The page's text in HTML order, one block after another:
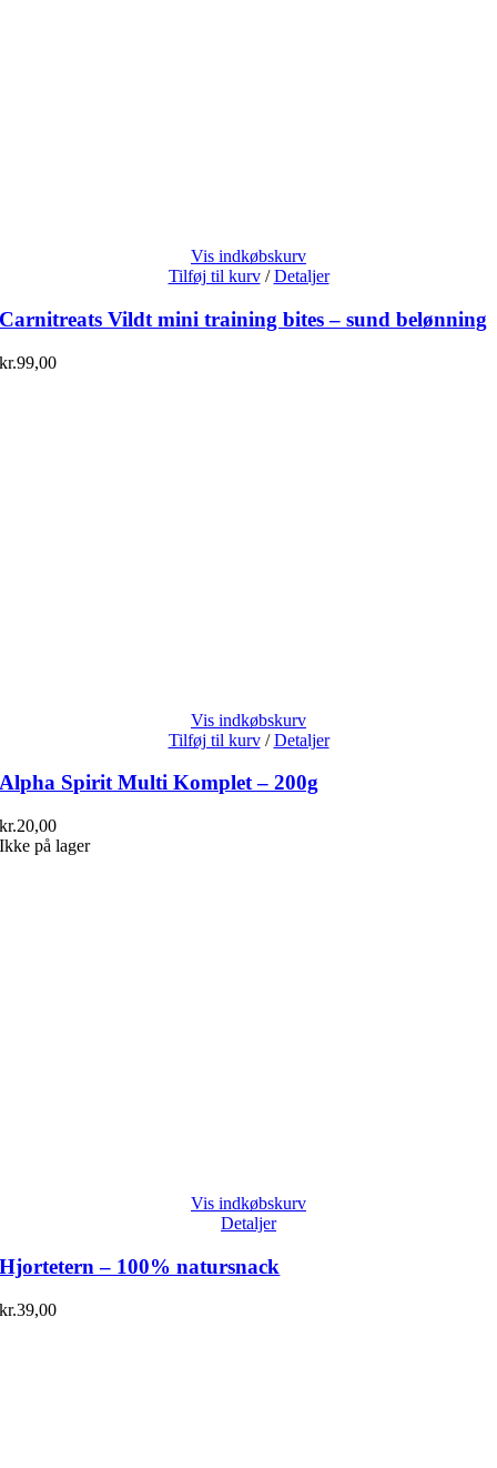
Vis indkøbskurv
Tilføj til kurv / Detaljer
Carnitreats Vildt mini training bites – sund belønning
kr.99,00
Vis indkøbskurv
Tilføj til kurv / Detaljer
Alpha Spirit Multi Komplet – 200g
kr.20,00
Ikke på lager
Vis indkøbskurv
Detaljer
Hjortetern – 100% natursnack
kr.39,00